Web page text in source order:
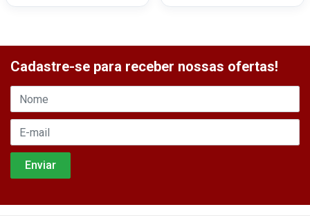
Cadastre-se para receber nossas ofertas!